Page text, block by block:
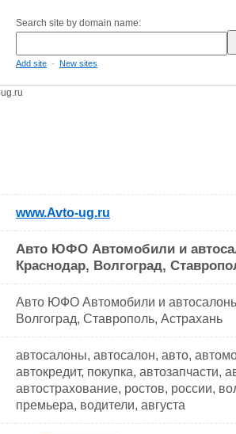
Search site by domain name:
Add site - New sites
www.Avto-ug.ru
Авто ЮФО Автомобили и
Краснодар, Волгоград,
Авто ЮФО Автомобили и
Волгоград, Ставрополь, Астрахань
автосалоны, автосалон, авто,
автокредит, покупка, автозапчасти,
автострахование, ростов, россии,
премьера, водители, августа